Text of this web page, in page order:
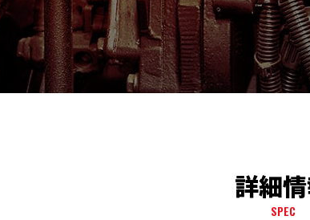
詳細
SPEC